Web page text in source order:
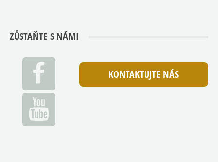
ZŮSTAŇTE S NÁMI
KONTAKTUJTE NÁS